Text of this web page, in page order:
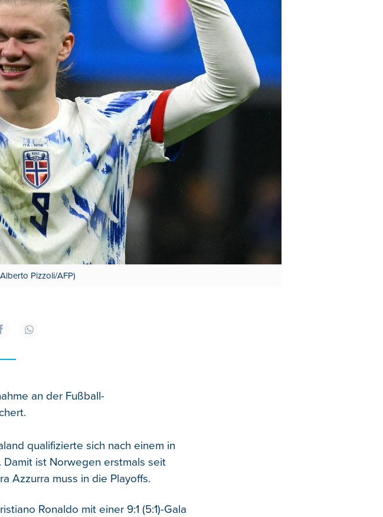
Pizzoli/AFP)
an der Fußball-
qualifizierte sich nach einem in
Damit ist Norwegen erstmals seit
Azzurra muss in die Playoffs.
Ronaldo mit einer 9:1 (5:1)-Gala